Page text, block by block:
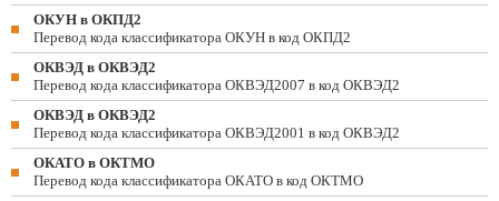
ОКУН в ОКПД2
Перевод кода классификатора ОКУН в код ОКПД2
ОКВЭД в ОКВЭД2
Перевод кода классификатора ОКВЭД2007 в код ОКВЭД2
ОКВЭД в ОКВЭД2
Перевод кода классификатора ОКВЭД2001 в код ОКВЭД2
ОКАТО в ОКТМО
Перевод кода классификатора ОКАТО в код ОКТМО